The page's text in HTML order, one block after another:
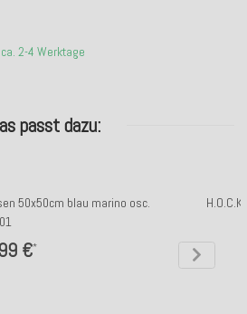
2-4 Werktage
passt dazu:
50x50cm blau marino osc.
01
€*